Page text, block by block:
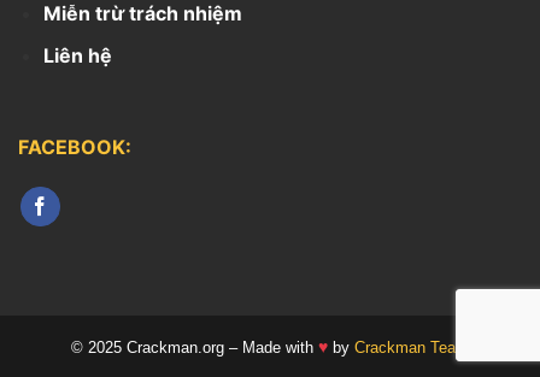
Miễn trừ trách nhiệm
Liên hệ
FACEBOOK:
© 2025 Crackman.org – Made with ♥ by Crackman Team